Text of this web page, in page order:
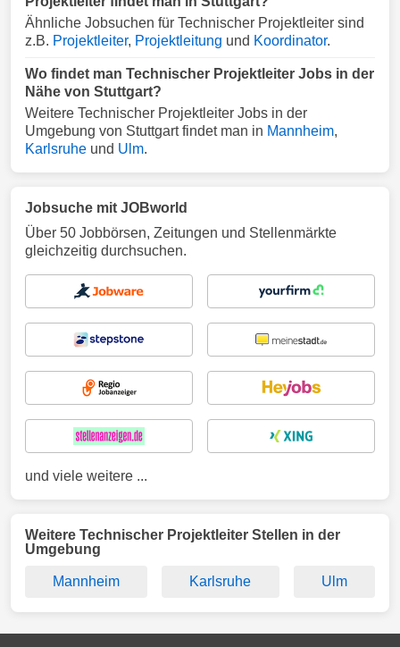
Ähnliche Jobsuchen für Technischer Projektleiter sind
z.B. Projektleiter, Projektleitung und Koordinator.
Wo findet man Technischer Projektleiter Jobs in der
Nähe von Stuttgart?
Weitere Technischer Projektleiter Jobs in der
Umgebung von Stuttgart findet man in Mannheim,
Karlsruhe und Ulm.
Jobsuche mit JOBworld
Über 50 Jobbörsen, Zeitungen und Stellenmärkte
gleichzeitig durchsuchen.
und viele weitere ...
Weitere Technischer Projektleiter Stellen in der
Umgebung
Mannheim Karlsruhe Ulm